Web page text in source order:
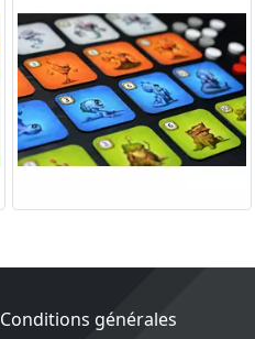
Conditions générales